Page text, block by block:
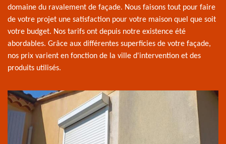
domaine du ravalement de façade. Nous faisons tout pour faire
de votre projet une satisfaction pour votre maison quel que soit
votre budget. Nos tarifs ont depuis notre existence été
abordables. Grâce aux différentes superficies de votre façade,
nos prix varient en fonction de la ville d'intervention et des
produits utilisés.